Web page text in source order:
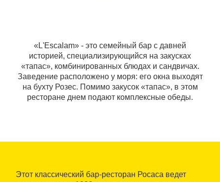
«L'Escalam» - это семейный бар с давней
историей, специализирующийся на закусках
«тапас», комбинированных блюдах и сандвичах.
Заведение расположено у моря: его окна выходят
на бухту Розес. Помимо закусок «тапас», в этом
ресторане днем подают комплексные обеды.
Этот классический бар-ресторан Росаса ведет